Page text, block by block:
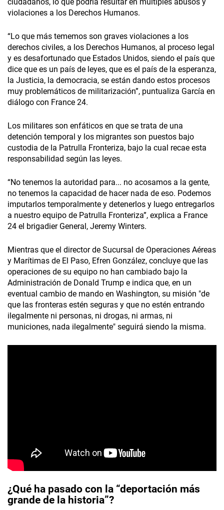
violaciones a los Derechos Humanos.
“Lo que más tememos son graves violaciones a los
derechos civiles, a los Derechos Humanos, al proceso legal
y es desafortunado que Estados Unidos, siendo el país que
dice que es un país de leyes, que es el país de la esperanza,
la Justicia, la democracia, se están dando estos procesos
muy problemáticos de militarización”, puntualiza García en
diálogo con France 24.
Los militares son enfáticos en que se trata de una
detención temporal y los migrantes son puestos bajo
custodia de la Patrulla Fronteriza, bajo la cual recae esta
responsabilidad según las leyes.
“No tenemos la autoridad para... no acosamos a la gente,
no tenemos la capacidad de hacer nada de eso. Podemos
imputarlos temporalmente y detenerlos y luego entregarlos
a nuestro equipo de Patrulla Fronteriza”, explica a France
24 el brigadier General, Jeremy Winters.
Mientras que el director de Sucursal de Operaciones Aéreas
y Marítimas de El Paso, Efren González, concluye que las
operaciones de su equipo no han cambiado bajo la
Administración de Donald Trump e indica que, en un
eventual cambio de mando en Washington, su misión "de
que las fronteras estén seguras y que no estén entrando
ilegalmente ni personas, ni drogas, ni armas, ni
municiones, nada ilegalmente" seguirá siendo la misma.
¿Qué ha pasado con la “deportación más
grande de la historia”?